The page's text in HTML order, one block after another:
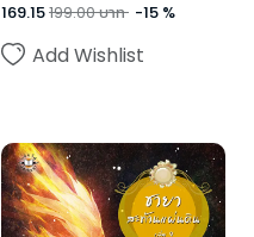
169.15199.00บาท -15 %
Add Wishlist